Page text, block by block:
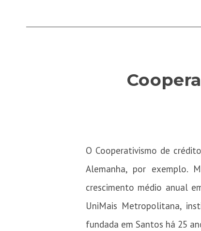
O Cooperativismo de
Alemanha, por exemplo.
crescimento médio anual
UniMais Metropolitana,
fundada em Santos há 25